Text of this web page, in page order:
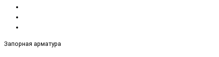
Запорная арматура